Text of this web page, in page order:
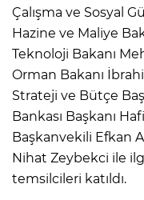
Çalışma ve Sosyal
Hazine ve Maliye
Teknoloji Bakanı
Orman Bakanı
Strateji ve Bütçe
Bankası Başkanı
Başkanvekili Efkan
Nihat Zeybekci ile
temsilcileri katıldı.